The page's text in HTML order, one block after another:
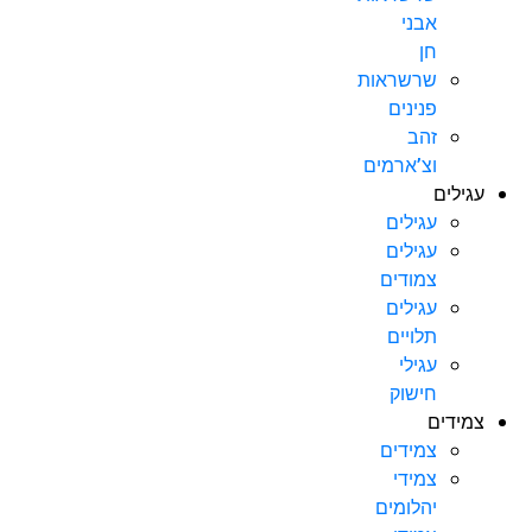
אבני
חן
שרשראות
פנינים
זהב
וצ’ארמים
עגילים
עגילים
עגילים
צמודים
עגילים
תלויים
עגילי
חישוק
צמידים
צמידים
צמידי
יהלומים